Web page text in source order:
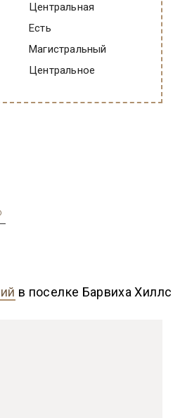
Центральная
есть
Магистральный
Центральное
в поселке Барвиха Хиллс